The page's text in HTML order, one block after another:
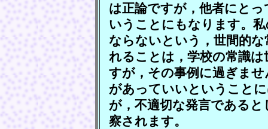
は正論ですが，他者にと
いうことにもなります。
ならないという，世間的
れることは，学校の常識
すが，その事例に過ぎま
があっていいということ
が，不適切な発言である
察されます。